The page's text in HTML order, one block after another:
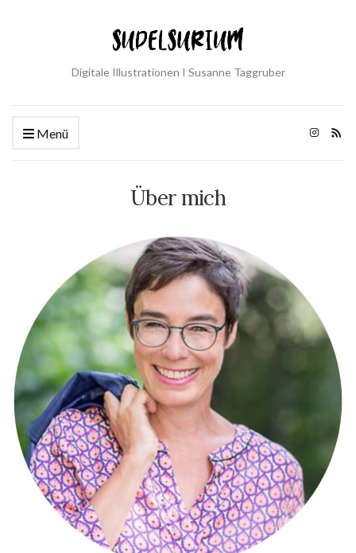
Digitale Illustrationen I Susanne Taggruber
Menü
Über mich